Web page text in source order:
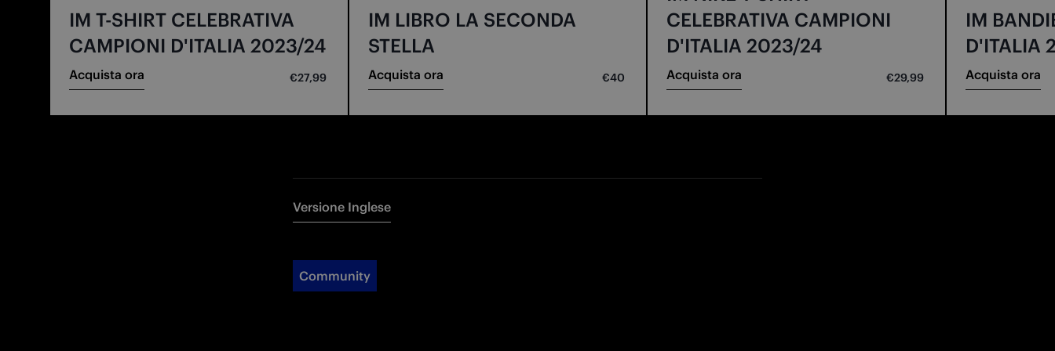
IM T-SHIRT CELEBRATIVA
CAMPIONI D'ITALIA 2023/24
Acquista ora €27,99
IM LIBRO LA SECONDA
STELLA
Acquista ora €40
CELEBRATIVA CAMPIONI
D'ITALIA 2023/24
Acquista ora €29,99
IM
D'ITALIA
Acquista ora
Versione Inglese
Community